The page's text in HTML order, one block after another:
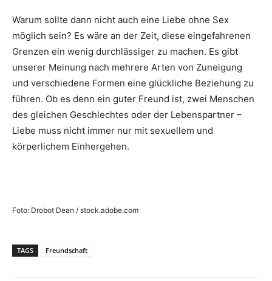
Warum sollte dann nicht auch eine Liebe ohne Sex
möglich sein? Es wäre an der Zeit, diese eingefahrenen
Grenzen ein wenig durchlässiger zu machen. Es gibt
unserer Meinung nach mehrere Arten von Zuneigung
und verschiedene Formen eine glückliche Beziehung zu
führen. Ob es denn ein guter Freund ist, zwei Menschen
des gleichen Geschlechtes oder der Lebenspartner –
Liebe muss nicht immer nur mit sexuellem und
körperlichem Einhergehen.
Foto: Drobot Dean / stock.adobe.com
TAGS Freundschaft